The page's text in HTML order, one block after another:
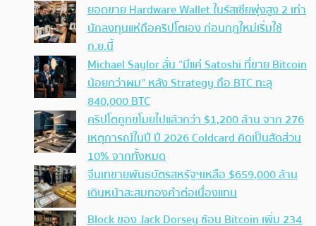
ยอดขาย Hardware Wallet ในรัสเซียพุ่งสูง 2 เท่า
นักลงทุนแห่ถือคริปโตเอง ก่อนกฎใหม่เริ่มใช้
ก.ย.นี้
Michael Saylor ลั่น “มีแค่ Satoshi ที่ขาย Bitcoin
น้อยกว่าผม” หลัง Strategy ถือ BTC ทะลุ
840,000 BTC
คริปโตถูกขโมยไปแล้วกว่า $1,200 ล้าน จาก 276
เหตุการณ์ในปี ปี 2026 Coldcard คิดเป็นสัดส่วน
10% จากทั้งหมด
จีนเทขายพันธบัตรสหรัฐฯเหลือ $659,000 ล้าน
เดินหน้าสะสมทองคำต่อเนื่องแทน
Block ของ Jack Dorsey ช้อน Bitcoin เพิ่ม 234